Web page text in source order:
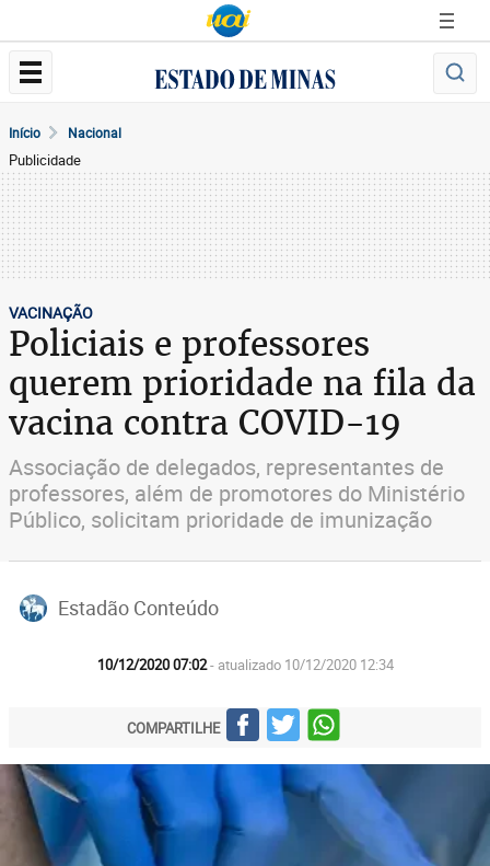
Início Nacional
Publicidade
VACINAÇÃO
Policiais e professores
querem prioridade na fila da
vacina contra COVID-19
Associação de delegados, representantes de
professores, além de promotores do Ministério
Público, solicitam prioridade de imunização
Estadão Conteúdo
10/12/2020 07:02- atualizado 10/12/2020 12:34
COMPARTILHE